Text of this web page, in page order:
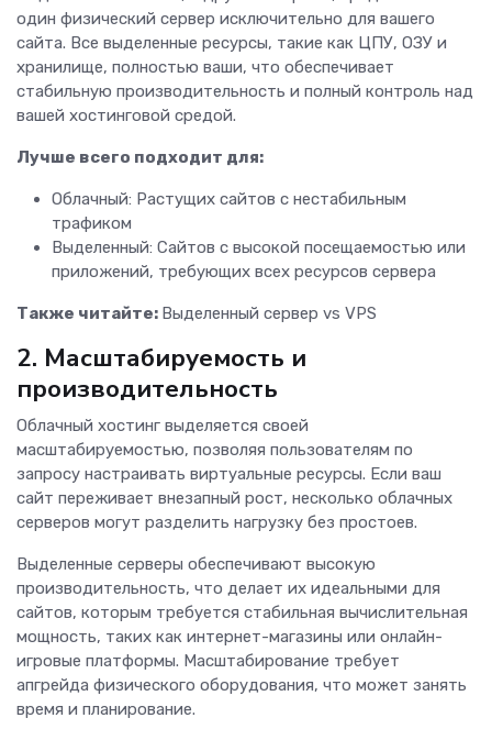
один физический сервер исключительно для вашего
сайта. Все выделенные ресурсы, такие как ЦПУ, ОЗУ и
хранилище, полностью ваши, что обеспечивает
стабильную производительность и полный контроль над
вашей хостинговой средой.
Лучше всего подходит для:
Облачный: Растущих сайтов с нестабильным
трафиком
Выделенный: Сайтов с высокой посещаемостью или
приложений, требующих всех ресурсов сервера
Также читайте: Выделенный сервер vs VPS
2. Масштабируемость и
производительность
Облачный хостинг выделяется своей
масштабируемостью, позволяя пользователям по
запросу настраивать виртуальные ресурсы. Если ваш
сайт переживает внезапный рост, несколько облачных
серверов могут разделить нагрузку без простоев.
Выделенные серверы обеспечивают высокую
производительность, что делает их идеальными для
сайтов, которым требуется стабильная вычислительная
мощность, таких как интернет-магазины или онлайн-
игровые платформы. Масштабирование требует
апгрейда физического оборудования, что может занять
время и планирование.